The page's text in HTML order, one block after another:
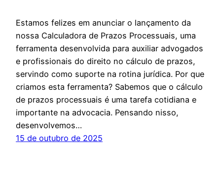
Estamos felizes em anunciar o lançamento da
nossa Calculadora de Prazos Processuais, uma
ferramenta desenvolvida para auxiliar advogados
e profissionais do direito no cálculo de prazos,
servindo como suporte na rotina jurídica. Por que
criamos esta ferramenta? Sabemos que o cálculo
de prazos processuais é uma tarefa cotidiana e
importante na advocacia. Pensando nisso,
desenvolvemos…
15 de outubro de 2025